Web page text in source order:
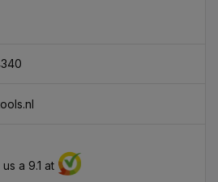
a 9.1 at